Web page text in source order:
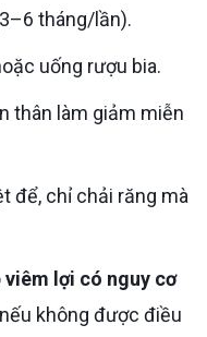
tháng/lần).
uống rượu bia.
viêm lợi có nguy cơ
nếu không được điều